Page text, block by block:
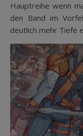
Hauptreihe wenn
den Band im
deutlich mehr Tiefe